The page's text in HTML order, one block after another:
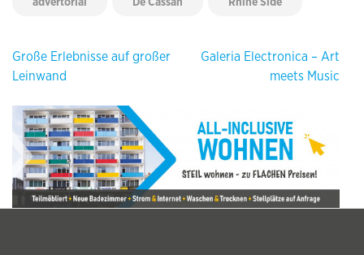
advertorial De Cassan Rhine Side
Beitragsnavigation
Große Erlebnisse auf großer
Leinwand
Galeria Electronica – Art
meets Music